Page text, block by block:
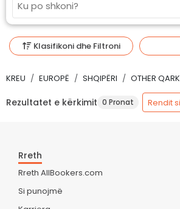
Klasifikoni dhe Filtroni
KREU EUROPË SHQIPËRI OTHER QARK
Rezultatet e kërkimit 0 Pronat
Rreth
Rreth AllBookers.com
Si punojmë